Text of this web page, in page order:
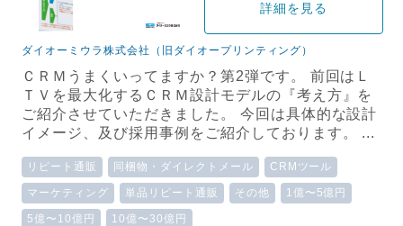
詳細を見る
ダイオーミウラ株式会社（旧ダイオープリンティング）
ＣＲＭうまくいってますか？第2弾です。 前回はＬ
ＴＶを最大化するＣＲＭ設計モデルの『考え方』を
ご紹介させていただきました。 今回は具体的な設計
イメージ、及び採用事例をご紹介しております。 ...
リピート通販 同梱物・ダイレクトメール CRMツール
マーケティング 単品リピート通販 その他 1億〜5億円
5億〜10億円 10億〜30億円